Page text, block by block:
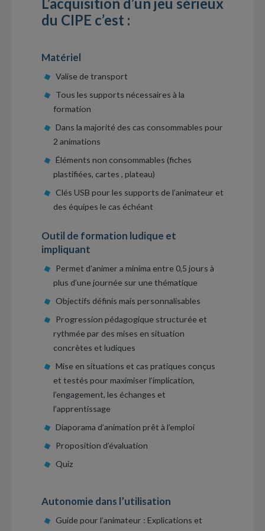
du CIPE c’est :
Matériel
Valise de transport
Tous les supports nécessaires à la
formation
Dans la majorité des cas consommables pour
2 animations
Éléments non consommables (fiches
plastifiées, cartes , plateau)
Clés USB pour les supports de l’animateur et
des équipes le cas échéant
Outil de formation ludique et
impliquant
Permet d’animer a minima entre 0,5 jours à
plus d’une journée sur une thématique
Objectifs définis mais personnalisables
Progression pédagogique structurée et
rythmée par des mises en situation
concrètes et ludiques
Mise en situations et cas pratiques conçus
et testés pour maximiser l’implication,
l’engagement, les échanges et
l’apprentissage
Diaporama d’animation prêt à l’emploi
Proposition d’évaluation
Quiz
Autonomie dans l’utilisation
Guide pour l’animateur : Explications et